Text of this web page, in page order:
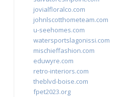
jovialfloralco.com
johnlscotthometeam.com
u-seehomes.com
watersportslagonissi.com
mischieffashion.com
eduwyre.com
retro-interiors.com
theblvd-boise.com
fpet2023.org